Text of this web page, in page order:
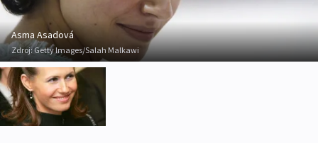
Asma Asadová
Zdroj:Getty Images/Salah Malkawi